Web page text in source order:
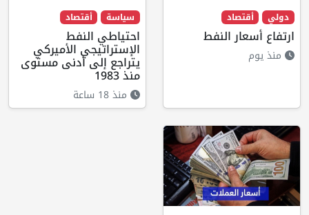
دولي أقتصاد
ارتفاع أسعار النفط
منذ يوم
سياسة أقتصاد
احتياطي النفط
الإستراتيجي الأميركي
يتراجع إلى أدنى مستوى
منذ 1983
منذ 18 ساعة